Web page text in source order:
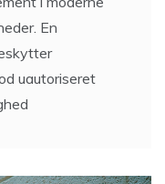
En
uautoriseret